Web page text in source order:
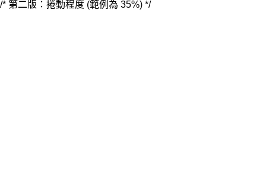
/* 第二版：捲動程度 (範例為 35%) */